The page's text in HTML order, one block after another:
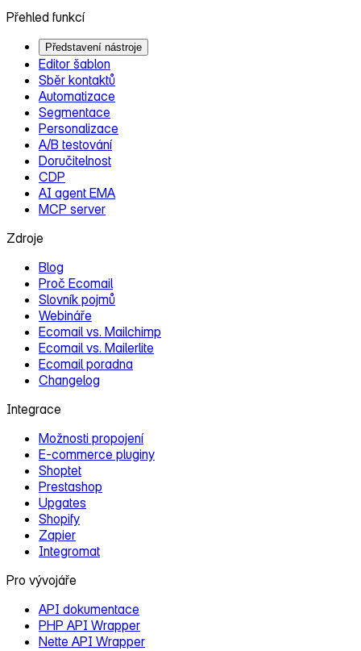
Přehled funkcí
Představení nástroje
Editor šablon
Sběr kontaktů
Automatizace
Segmentace
Personalizace
A/B testování
Doručitelnost
CDP
AI agent EMA
MCP server
Zdroje
Blog
Proč Ecomail
Slovník pojmů
Webináře
Ecomail vs. Mailchimp
Ecomail vs. Mailerlite
Ecomail poradna
Changelog
Integrace
Možnosti propojení
E‑commerce pluginy
Shoptet
Prestashop
Upgates
Shopify
Zapier
Integromat
Pro vývojáře
API dokumentace
PHP API Wrapper
Nette API Wrapper